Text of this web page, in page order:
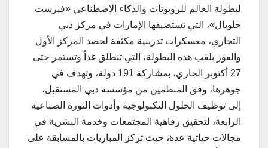
لبطولة العالم للروبوتات والذكاء الاصطناعي «فيرست
جلوبال»، التي تستضيفها الإمارات في مركز دبي
التجاري، معسكرات تدريبية مكثفة لحصد المركز الأول
والفوز بلقب هذه البطولة، التي تنطلق غداً وتستمر حتى
27 أكتوبر الجاري، بمشاركة 191 دولة، وتهدف في
جوهرها، وفق المنظمين من مؤسسة دبي المستقبل،
إلى توظيف الحلول التكنولوجية وأدوات الثورة الصناعية
الرابعة، لتحقيق رفاهية المجتمعات وخدمة البشرية في
مجالات حياتية عدة، حيث تركز المباريات بالمسابقة على